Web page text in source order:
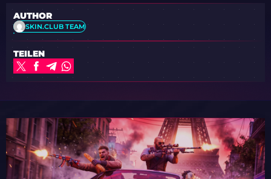
AUTHOR
SKIN.CLUB TEAM
TEILEN